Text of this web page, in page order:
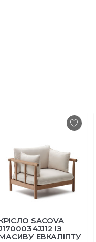
SACOVA
ІЗ
ЕВКАЛІПТУ